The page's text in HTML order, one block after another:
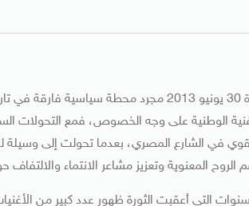
لم تكن ثورة 30 يونيو 2013 مجرد محطة
الوطنية على وجه الخصوص، فمع التحولات
في الشارع المصري، بعدما تحولت إلى وسيلة
الروح المعنوية وتعزيز مشاعر الانتماء
التي أعقبت الثورة ظهور عدد كبير من